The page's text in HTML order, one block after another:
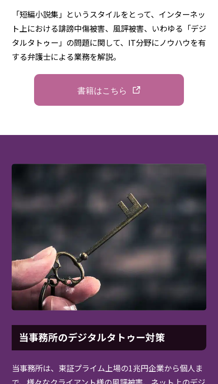
「短編小説集」というスタイルをとって、インターネッ
ト上における誹謗中傷被害、風評被害、いわゆる「デジ
タルタトゥー」の問題に関して、IT分野にノウハウを有
する弁護士による業務を解説。
書籍はこちら
当事務所のデジタルタトゥー対策
当事務所は、東証プライム上場の1兆円企業から個人ま